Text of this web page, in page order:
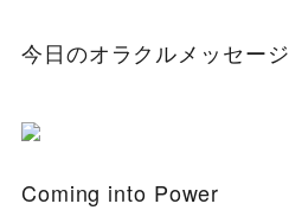
今日のオラクルメッセージ
Coming into Power